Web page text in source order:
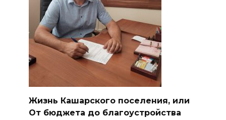
Жизнь Кашарского поселения, или
От бюджета до благоустройства